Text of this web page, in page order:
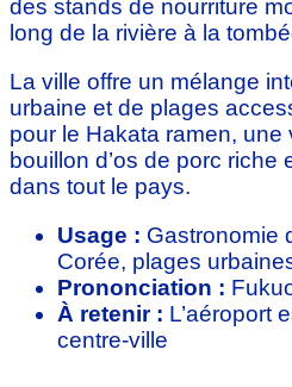
des stands de nourriture
long de la rivière à la
La ville offre un mélange
urbaine et de plages
pour le Hakata ramen, une
bouillon d’os de porc riche
dans tout le pays.
Usage : Gastronomie
Corée, plages
Prononciation :
À retenir : L’aéroport
centre-ville